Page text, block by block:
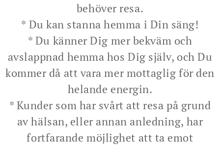
behöver resa.
* Du kan stanna hemma i Din säng!
* Du känner Dig mer bekväm och
avslappnad hemma hos Dig själv, och Du
kommer då att vara mer mottaglig för den
helande energin.
* Kunder som har svårt att resa på grund
av hälsan, eller annan anledning, har
fortfarande möjlighet att ta emot